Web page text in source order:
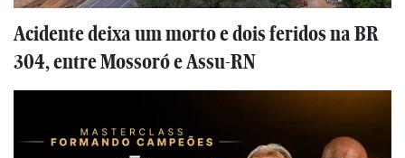
Acidente deixa um morto e dois feridos na BR
304, entre Mossoró e Assu-RN